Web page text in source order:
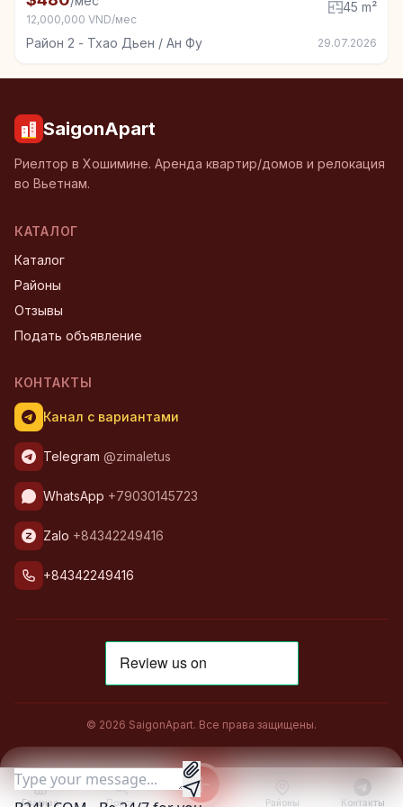
12,000,000 VND/мес
45 m²
Район 2 - Тхао Дьен / Ан Фу 29.07.2026
SaigonApart
Риелтор в Хошимине. Аренда квартир/домов и релокация
во Вьетнам.
КАТАЛОГ
Каталог
Районы
Отзывы
Подать объявление
КОНТАКТЫ
Канал с вариантами
Telegram @zimaletus
WhatsApp +79030145723
Zalo +84342249416
+84342249416
© 2026 SaigonApart. Все права защищены.
Главная Поиск Районы Контакты